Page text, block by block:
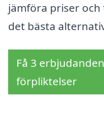
jämföra priser
det bästa
Få 3
förpliktelser